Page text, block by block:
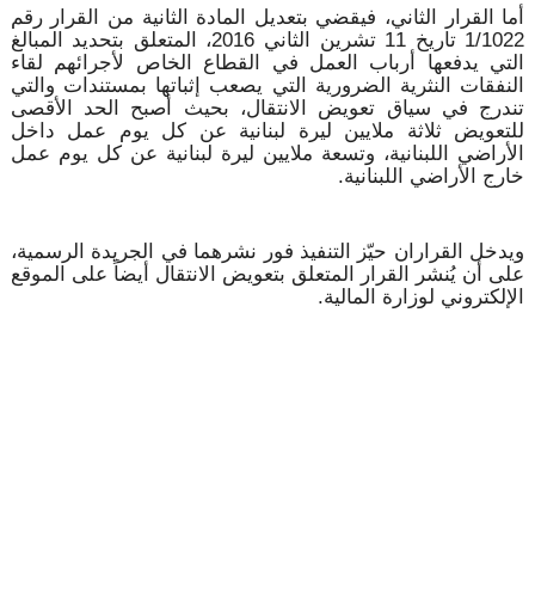
أما القرار الثاني، فيقضي بتعديل المادة الثانية من القرار رقم
1/1022 تاريخ 11 تشرين الثاني 2016، المتعلق بتحديد المبالغ
التي يدفعها أرباب العمل في القطاع الخاص لأجرائهم لقاء
النفقات النثرية الضرورية التي يصعب إثباتها بمستندات والتي
تندرج في سياق تعويض الانتقال، بحيث أصبح الحد الأقصى
للتعويض ثلاثة ملايين ليرة لبنانية عن كل يوم عمل داخل
الأراضي اللبنانية، وتسعة ملايين ليرة لبنانية عن كل يوم عمل
خارج الأراضي اللبنانية.
ويدخل القراران حيّز التنفيذ فور نشرهما في الجريدة الرسمية،
على أن يُنشر القرار المتعلق بتعويض الانتقال أيضاً على الموقع
الإلكتروني لوزارة المالية.